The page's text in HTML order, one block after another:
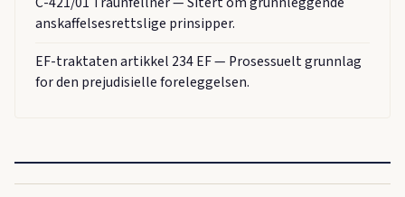
anskaffelsesrettslige prinsipper.
EF-traktaten artikkel 234 EF — Prosessuelt grunnlag
for den prejudisielle foreleggelsen.